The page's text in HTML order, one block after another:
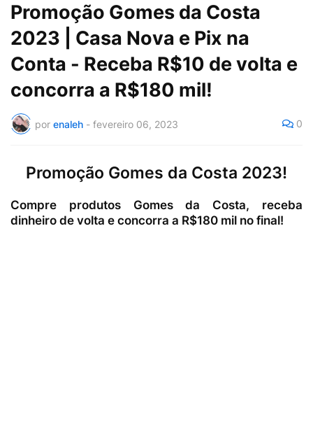
Promoção Gomes da Costa
2023 | Casa Nova e Pix na
Conta - Receba R$10 de volta e
concorra a R$180 mil!
por enaleh - fevereiro 06, 2023 0
Promoção Gomes da Costa 2023!
Compre produtos Gomes da Costa, receba
dinheiro de volta e concorra a R$180 mil no final!